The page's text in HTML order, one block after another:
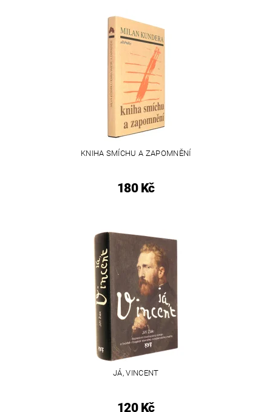
KNIHA SMÍCHU A ZAPOMNĚNÍ
180 Kč
JÁ, VINCENT
120 Kč